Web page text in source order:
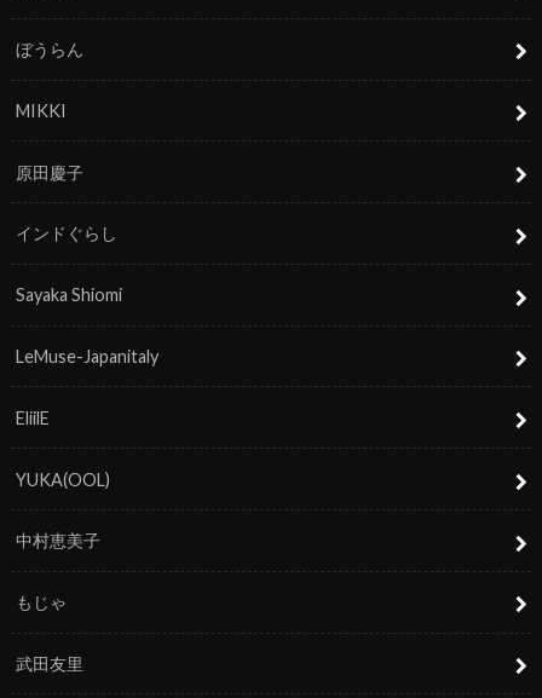
ぼうらん
MIKKI
原田慶子
インドぐらし
Sayaka Shiomi
LeMuse-Japanitaly
EliilE
YUKA(OOL)
中村恵美子
もじゃ
武田友里